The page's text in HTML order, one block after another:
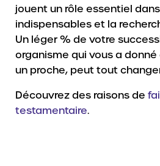
jouent un rôle essentiel
indispensables et la
Un léger % de votre
organisme qui vous a donné
un proche, peut tout
Découvrez des raisons de
testamentaire.